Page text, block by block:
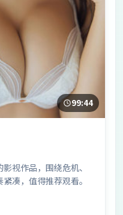
99:44
视作品，围绕危机、
凑，值得推荐观看。